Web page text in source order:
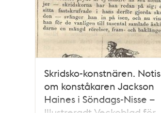
Skridsko-konstnären. Notis
om konståkaren Jackson
Haines i Söndags-Nisse –